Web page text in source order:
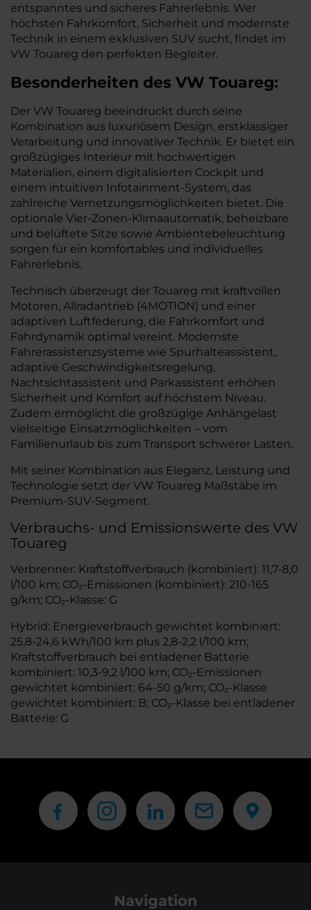
entspanntes und sicheres Fahrerlebnis. Wer
höchsten Fahrkomfort, Sicherheit und modernste
Technik in einem exklusiven SUV sucht, findet im
VW Touareg den perfekten Begleiter.
Besonderheiten des VW Touareg:
Der VW Touareg beeindruckt durch seine
Kombination aus luxuriösem Design, erstklassiger
Verarbeitung und innovativer Technik. Er bietet ein
großzügiges Interieur mit hochwertigen
Materialien, einem digitalisierten Cockpit und
einem intuitiven Infotainment-System, das
zahlreiche Vernetzungsmöglichkeiten bietet. Die
optionale Vier-Zonen-Klimaautomatik, beheizbare
und belüftete Sitze sowie Ambientebeleuchtung
sorgen für ein komfortables und individuelles
Fahrerlebnis.
Technisch überzeugt der Touareg mit kraftvollen
Motoren, Allradantrieb (4MOTION) und einer
adaptiven Luftfederung, die Fahrkomfort und
Fahrdynamik optimal vereint. Modernste
Fahrerassistenzsysteme wie Spurhalteassistent,
adaptive Geschwindigkeitsregelung,
Nachtsichtassistent und Parkassistent erhöhen
Sicherheit und Komfort auf höchstem Niveau.
Zudem ermöglicht die großzügige Anhängelast
vielseitige Einsatzmöglichkeiten – vom
Familienurlaub bis zum Transport schwerer Lasten.
Mit seiner Kombination aus Eleganz, Leistung und
Technologie setzt der VW Touareg Maßstäbe im
Premium-SUV-Segment.
Verbrauchs- und Emissionswerte des VW
Touareg
Verbrenner: Kraftstoffverbrauch (kombiniert): 11,7-8,0
l/100 km; CO₂-Emissionen (kombiniert): 210-165
g/km; CO₂-Klasse: G
Hybrid: Energieverbrauch gewichtet kombiniert:
25,8-24,6 kWh/100 km plus 2,8-2,2 l/100 km;
Kraftstoffverbrauch bei entladener Batterie
kombiniert: 10,3-9,2 l/100 km; CO₂-Emissionen
gewichtet kombiniert: 64-50 g/km; CO₂-Klasse
gewichtet kombiniert: B; CO₂-Klasse bei entladener
Batterie: G
Navigation